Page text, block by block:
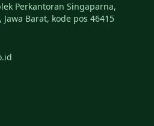
Perkantoran Singaparna,
Barat, kode pos 46415